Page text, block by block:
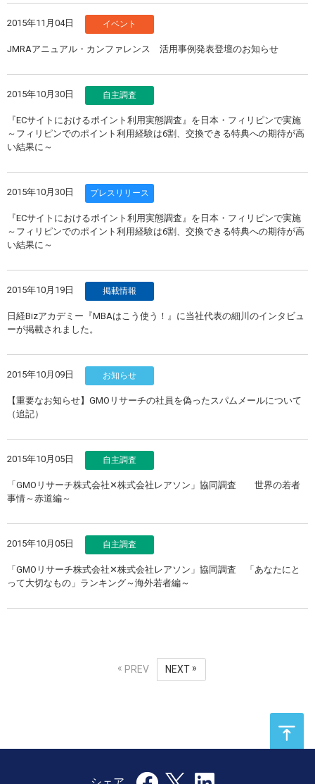
2015年11月04日 イベント
JMRAアニュアル・カンファレンス 活用事例発表登壇のお知らせ
2015年10月30日 自主調査
『ECサイトにおけるポイント利用実態調査』を日本・フィリピンで実施
～フィリピンでのポイント利用経験は6割、交換できる特典への期待が高
い結果に～
2015年10月30日 プレスリリース
『ECサイトにおけるポイント利用実態調査』を日本・フィリピンで実施
～フィリピンでのポイント利用経験は6割、交換できる特典への期待が高
い結果に～
2015年10月19日 掲載情報
日経Bizアカデミー『MBAはこう使う！』に当社代表の細川のインタビュ
ーが掲載されました。
2015年10月09日 お知らせ
【重要なお知らせ】GMOリサーチの社員を偽ったスパムメールについて
（追記）
2015年10月05日 自主調査
「GMOリサーチ株式会社✕株式会社レアソン」協同調査 世界の若者
事情～赤道編～
2015年10月05日 自主調査
「GMOリサーチ株式会社✕株式会社レアソン」協同調査 「あなたにと
って大切なもの」ランキング～海外若者編～
PREV NEXT